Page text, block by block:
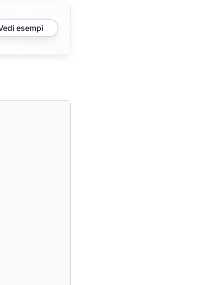
esempi